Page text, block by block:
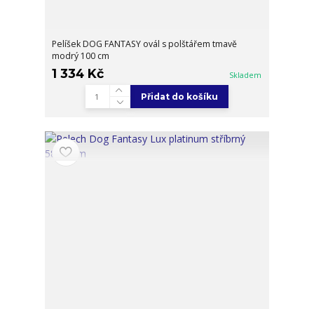
Pelíšek DOG FANTASY ovál s polštářem tmavě
modrý 100 cm
1 334 Kč Skladem
Přidat do košíku